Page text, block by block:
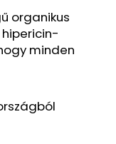
organikus
minden